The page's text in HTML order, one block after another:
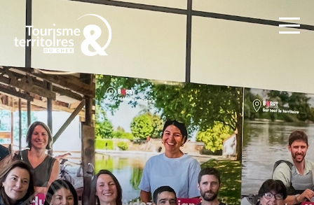
Ad2T
Tourisme
et
Territoires
du
Cher